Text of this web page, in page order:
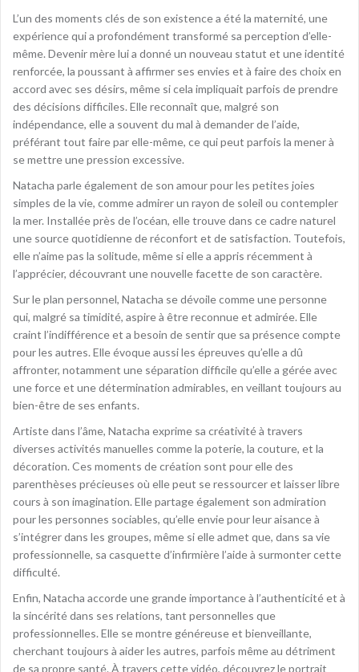
L’un des moments clés de son existence a été la maternité, une
expérience qui a profondément transformé sa perception d’elle-
même. Devenir mère lui a donné un nouveau statut et une identité
renforcée, la poussant à affirmer ses envies et à faire des choix en
accord avec ses désirs, même si cela impliquait parfois de prendre
des décisions difficiles. Elle reconnaît que, malgré son
indépendance, elle a souvent du mal à demander de l’aide,
préférant tout faire par elle-même, ce qui peut parfois la mener à
se mettre une pression excessive.
Natacha parle également de son amour pour les petites joies
simples de la vie, comme admirer un rayon de soleil ou contempler
la mer. Installée près de l’océan, elle trouve dans ce cadre naturel
une source quotidienne de réconfort et de satisfaction. Toutefois,
elle n’aime pas la solitude, même si elle a appris récemment à
l’apprécier, découvrant une nouvelle facette de son caractère.
Sur le plan personnel, Natacha se dévoile comme une personne
qui, malgré sa timidité, aspire à être reconnue et admirée. Elle
craint l’indifférence et a besoin de sentir que sa présence compte
pour les autres. Elle évoque aussi les épreuves qu’elle a dû
affronter, notamment une séparation difficile qu’elle a gérée avec
une force et une détermination admirables, en veillant toujours au
bien-être de ses enfants.
Artiste dans l’âme, Natacha exprime sa créativité à travers
diverses activités manuelles comme la poterie, la couture, et la
décoration. Ces moments de création sont pour elle des
parenthèses précieuses où elle peut se ressourcer et laisser libre
cours à son imagination. Elle partage également son admiration
pour les personnes sociables, qu’elle envie pour leur aisance à
s’intégrer dans les groupes, même si elle admet que, dans sa vie
professionnelle, sa casquette d’infirmière l’aide à surmonter cette
difficulté.
Enfin, Natacha accorde une grande importance à l’authenticité et à
la sincérité dans ses relations, tant personnelles que
professionnelles. Elle se montre généreuse et bienveillante,
cherchant toujours à aider les autres, parfois même au détriment
de sa propre santé. À travers cette vidéo, découvrez le portrait